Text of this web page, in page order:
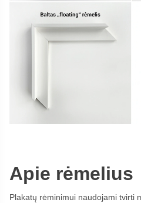
Apie rėmelius
Plakatų rėminimui naudojami tvirti